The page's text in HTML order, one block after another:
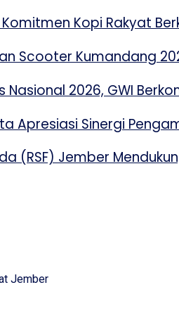
Kopi Rakyat
Scooter Kumandang
Nasional 2026, GWI
Apresiasi Sinergi
(RSF) Jember
Jember